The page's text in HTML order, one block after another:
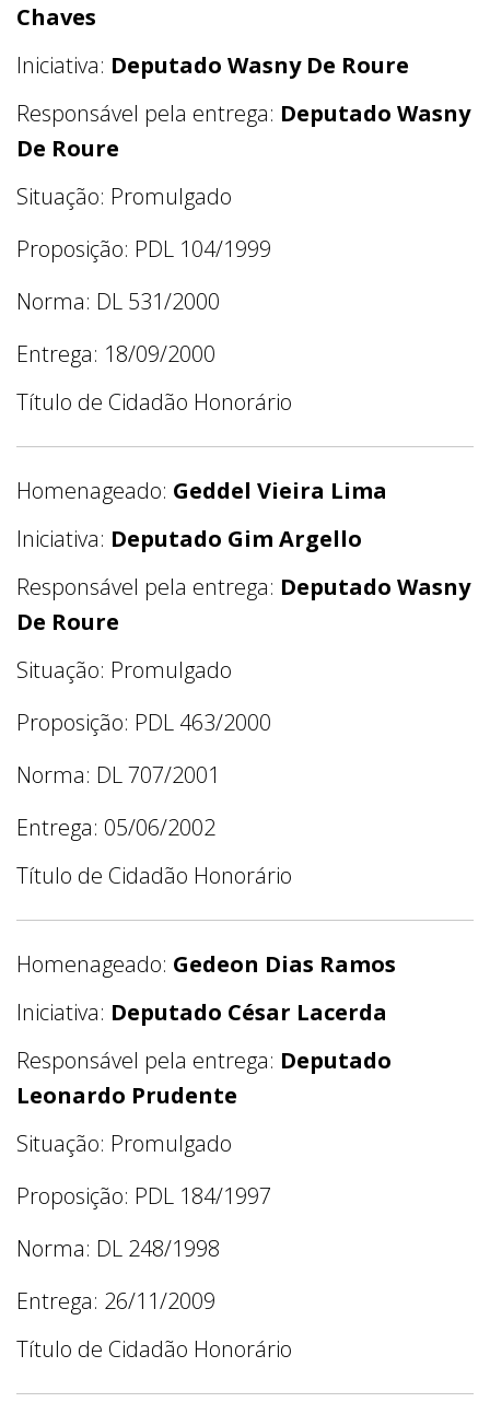
Chaves
Iniciativa: Deputado Wasny De Roure
Responsável pela entrega: Deputado Wasny
De Roure
Situação: Promulgado
Proposição: PDL 104/1999
Norma: DL 531/2000
Entrega: 18/09/2000
Título de Cidadão Honorário
Homenageado: Geddel Vieira Lima
Iniciativa: Deputado Gim Argello
Responsável pela entrega: Deputado Wasny
De Roure
Situação: Promulgado
Proposição: PDL 463/2000
Norma: DL 707/2001
Entrega: 05/06/2002
Título de Cidadão Honorário
Homenageado: Gedeon Dias Ramos
Iniciativa: Deputado César Lacerda
Responsável pela entrega: Deputado
Leonardo Prudente
Situação: Promulgado
Proposição: PDL 184/1997
Norma: DL 248/1998
Entrega: 26/11/2009
Título de Cidadão Honorário